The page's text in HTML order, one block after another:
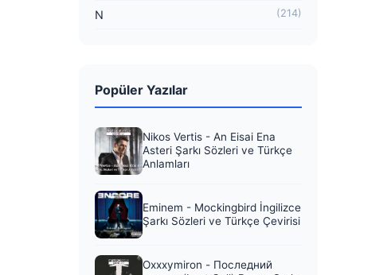
N (214)
Popüler Yazılar
Nikos Vertis - An Eisai Ena
Asteri Şarkı Sözleri ve Türkçe
Anlamları
Eminem - Mockingbird İngilizce
Şarkı Sözleri ve Türkçe Çevirisi
Oxxxymiron - Последний